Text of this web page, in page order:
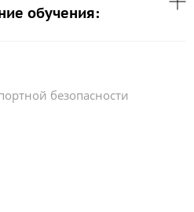
обучения:
безопасности